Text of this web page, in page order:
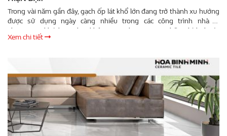
Trong vài năm gần đây, gạch ốp lát khổ lớn đang trở thành xu hướng
được sử dụng ngày càng nhiều trong các công trình nhà ở,
showroom, khách sạn hay không gian thương mại. Những kích thước
như 800x800, 600x1200 hay xuất hiện phổ biến trong nhiều phong
gạch ốp lát khổ lớn có thực sự phù hợp với mọi không gian hay chỉ
đơn thuần là xu hướng mang tính thẩm mỹ. Thực tế, nếu lựa chọn …
Xem chi tiết